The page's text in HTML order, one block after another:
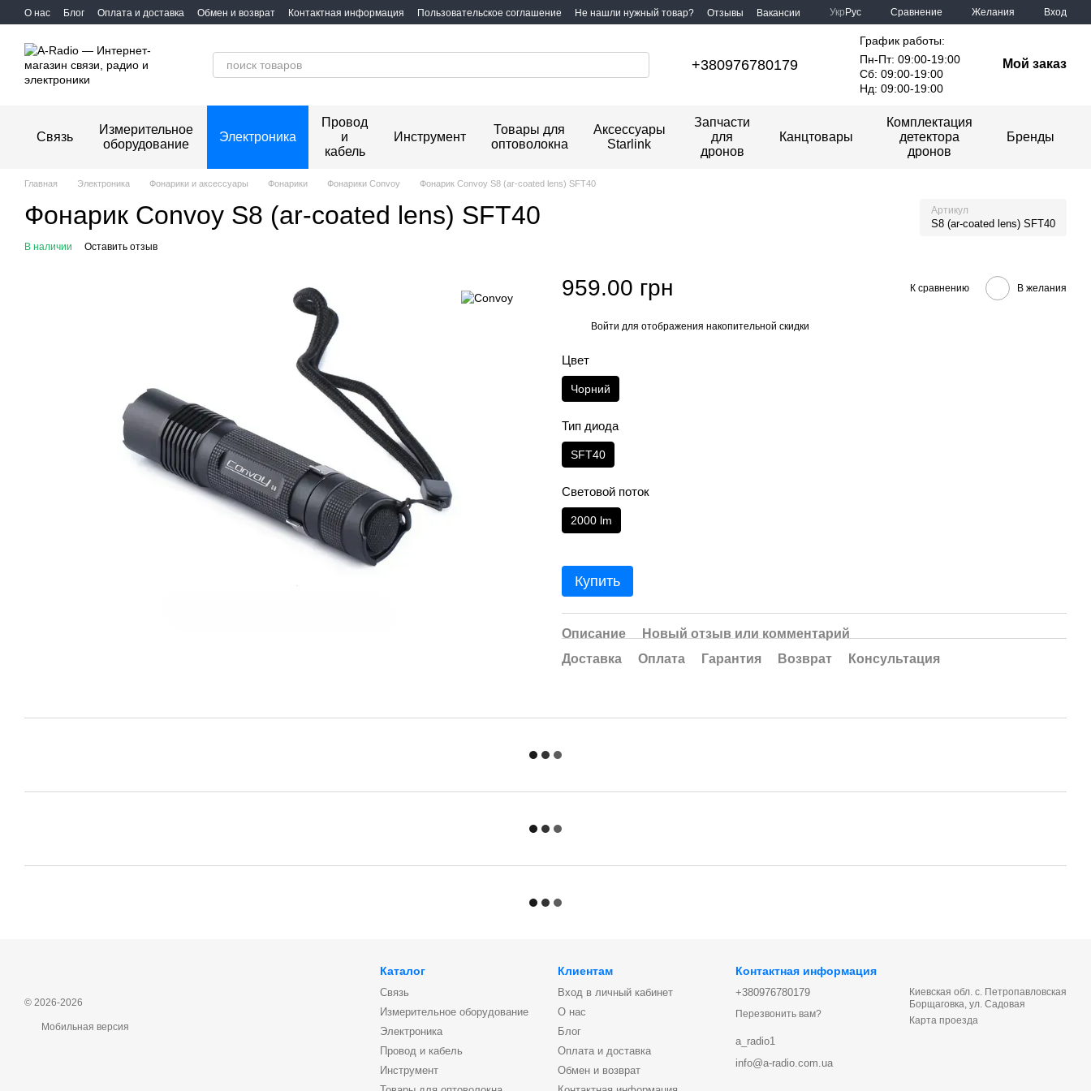
Перейти к основному контенту
О нас Блог Оплата и доставка Обмен и возврат Контактная информация Пользовательское соглашение Не нашли нужный товар? Отзывы Вакансии Укр Рус Сравнение Желания Вход
+380976780179
График работы:
Пн-Пт: 09:00-19:00
Сб: 09:00-19:00
Нд: 09:00-19:00
Мой заказ
Связь
Измерительное
оборудование
Электроника
Провод
и
кабель
Инструмент
Товары для
оптоволокна
Аксессуары
Starlink
Запчасти
для
дронов
Канцтовары
Комплектация
детектора
дронов
Бренды
Главная Электроника Фонарики и аксессуары Фонарики Фонарики Convoy Фонарик Convoy S8 (ar-coated lens) SFT40
Фонарик Convoy S8 (ar-coated lens) SFT40 Артикул
S8 (ar-coated lens) SFT40
В наличии Оставить отзыв
959.00 грн К сравнению В желания
Войти для отображения накопительной скидки
Цвет
Чорний
Тип диода
SFT40
Световой поток
2000 lm
Купить
Описание
Новый отзыв или комментарий
Доставка
Оплата Гарантия Возврат Консультация
© 2026-2026
Мобильная версия
Каталог
Связь
Измерительное оборудование
Электроника
Провод и кабель
Инструмент
Клиентам
Вход в личный кабинет
О нас
Блог
Оплата и доставка
Обмен и возврат
Контактная информация
+380976780179
Перезвонить вам?
a_radio1
info@a-radio.com.ua
Киевская обл. с. Петропавловская
Борщаговка, ул. Садовая
Карта проезда